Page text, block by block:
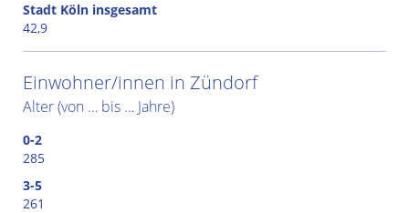
Stadt Köln insgesamt
42,9
Einwohner/innen in Zündorf
Alter (von … bis … Jahre)
0-2
285
3-5
261